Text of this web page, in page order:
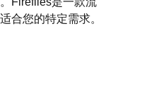
合您的特定需求。